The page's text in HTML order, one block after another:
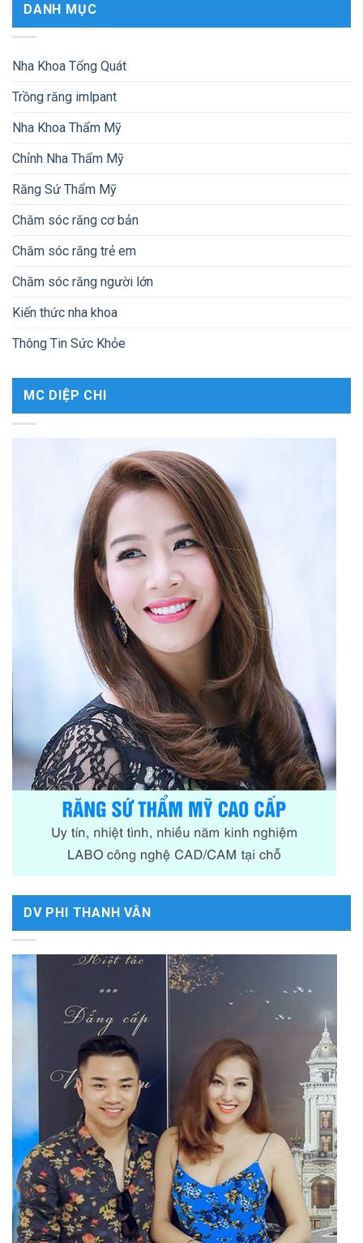
DANH MỤC
Nha Khoa Tổng Quát
Trồng răng imlpant
Nha Khoa Thẩm Mỹ
Chỉnh Nha Thẩm Mỹ
Răng Sứ Thẩm Mỹ
Chăm sóc răng cơ bản
Chăm sóc răng trẻ em
Chăm sóc răng người lớn
Kiến thức nha khoa
Thông Tin Sức Khỏe
MC DIỆP CHI
DV PHI THANH VÂN